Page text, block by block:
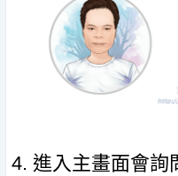
4. 進入主畫面會詢